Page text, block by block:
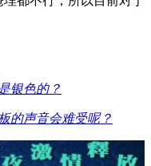
银色的？
的声音会难受呢？